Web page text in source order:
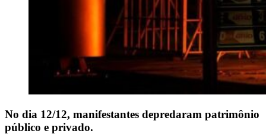
No dia 12/12, manifestantes depredaram patrimônio
público e privado.